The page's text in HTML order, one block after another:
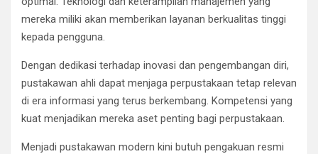
mereka miliki akan memberikan layanan berkualitas tinggi
kepada pengguna.
Dengan dedikasi terhadap inovasi dan pengembangan diri,
pustakawan ahli dapat menjaga perpustakaan tetap relevan
di era informasi yang terus berkembang. Kompetensi yang
kuat menjadikan mereka aset penting bagi perpustakaan.
Menjadi pustakawan modern kini butuh pengakuan resmi